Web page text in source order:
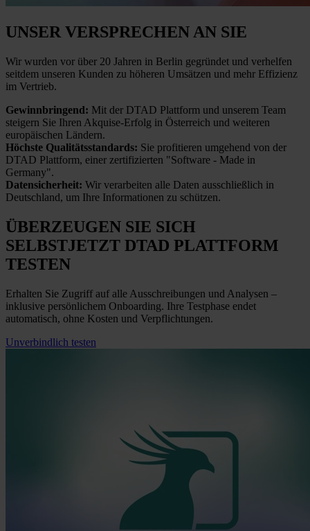
UNSER VERSPRECHENAN SIE
Wir wurden vor über 20 Jahren in Berlin gegründet und verhelfen
seitdem unseren Kunden zu höheren Umsätzen und mehr Effizienz
im Vertrieb.
Gewinnbringend: Mit der DTAD Plattform und unserem Team
steigern Sie Ihren Akquise-Erfolg in Österreich und weiteren
europäischen Ländern.
Höchste Qualitätsstandards: Sie profitieren umgehend von der
DTAD Plattform, einer zertifizierten "Software - Made in
Germany".
Datensicherheit: Wir verarbeiten alle Daten ausschließlich in
Deutschland, um Ihre Informationen zu schützen.
ÜBERZEUGEN SIE SICH
SELBSTJETZT DTAD PLATTFORM
TESTEN
Erhalten Sie Zugriff auf alle Ausschreibungen und Analysen –
inklusive persönlichem Onboarding. Ihre Testphase endet
automatisch, ohne Kosten und Verpflichtungen.
Unverbindlich testen